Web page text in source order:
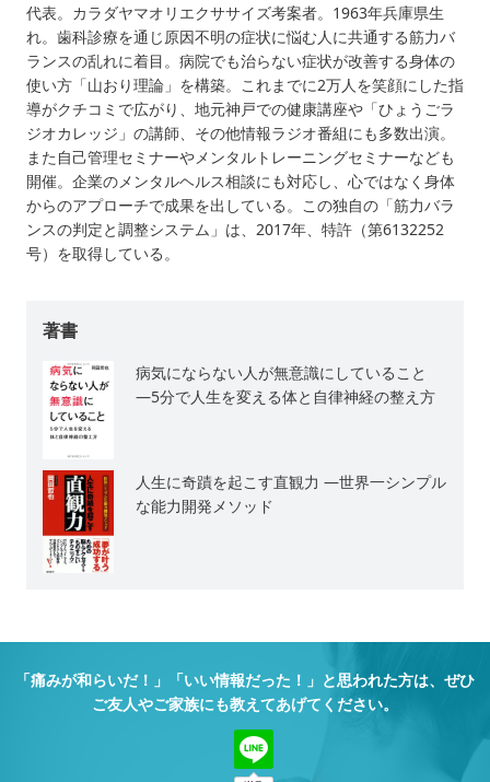
代表。カラダヤマオリエクササイズ考案者。1963年兵庫県生
れ。歯科診療を通じ原因不明の症状に悩む人に共通する筋力バ
ランスの乱れに着目。病院でも治らない症状が改善する身体の
使い方「山おり理論」を構築。これまでに2万人を笑顔にした指
導がクチコミで広がり、地元神戸での健康講座や「ひょうごラ
ジオカレッジ」の講師、その他情報ラジオ番組にも多数出演。
また自己管理セミナーやメンタルトレーニングセミナーなども
開催。企業のメンタルヘルス相談にも対応し、心ではなく身体
からのアプローチで成果を出している。この独自の「筋力バラ
ンスの判定と調整システム」は、2017年、特許（第6132252
号）を取得している。
著書
病気にならない人が無意識にしていること
―5分で人生を変える体と自律神経の整え方
人生に奇蹟を起こす直観力 ―世界一シンプル
な能力開発メソッド
「痛みが和らいだ！」「いい情報だった！」と思われた方は、 ぜひ
ご友人やご家族にも教えてあげてください。